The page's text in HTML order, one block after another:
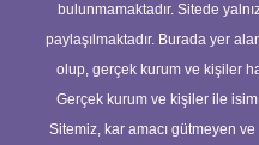
bulunmamaktadır. Sitede
paylaşılmaktadır. Burada yer
olup, gerçek kurum ve kişiler
Gerçek kurum ve kişiler ile
Sitemiz, kar amacı gütmeyen